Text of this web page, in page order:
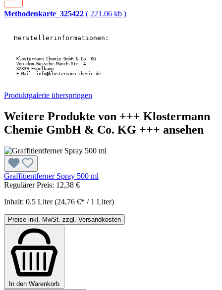
Methodenkarte_325422 ( 221.06 kb )
Herstellerinformationen:
Klostermann Chemie GmbH & Co. KG
Von-dem-Bussche-Münch-Str. 4
32339 Espelkamp
E-Mail: info@klostermann-chemie.de
Produktgalerie überspringen
Weitere Produkte von +++ Klostermann
Chemie GmbH & Co. KG +++ ansehen
Graffitientferner Spray 500 ml
Regulärer Preis: 12,38 €
Inhalt: 0.5 Liter(24,76 €* / 1 Liter)
Preise inkl. MwSt. zzgl. Versandkosten
In den Warenkorb